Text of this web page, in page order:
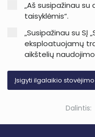
„Aš susipažinau
taisyklėmis“.
„Susipažinau su SĮ
eksploatuojamų
aikštelių
Įsigyti ilgalaikio
Dalintis: